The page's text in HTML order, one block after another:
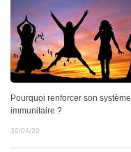
Pourquoi renforcer son système
immunitaire ?
30/04/20